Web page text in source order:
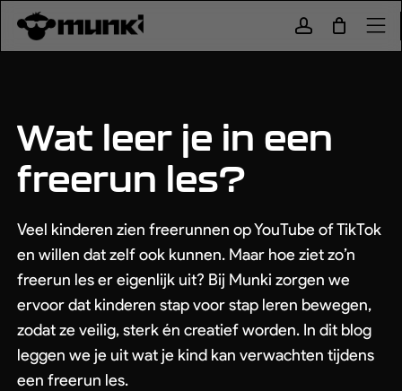
Menu
Aanbod
Gyms & Roosters
Aanbod
Lessen Kinderfeestjes
Vakantie Vrij Trainen
Cart
Wat leer je in een
freerun les?
Veel kinderen zien freerunnen op YouTube of TikTok
en willen dat zelf ook kunnen. Maar hoe ziet zo’n
freerun les er eigenlijk uit? Bij Munki zorgen we
ervoor dat kinderen stap voor stap leren bewegen,
zodat ze veilig, sterk én creatief worden. In dit blog
leggen we je uit wat je kind kan verwachten tijdens
een freerun les.